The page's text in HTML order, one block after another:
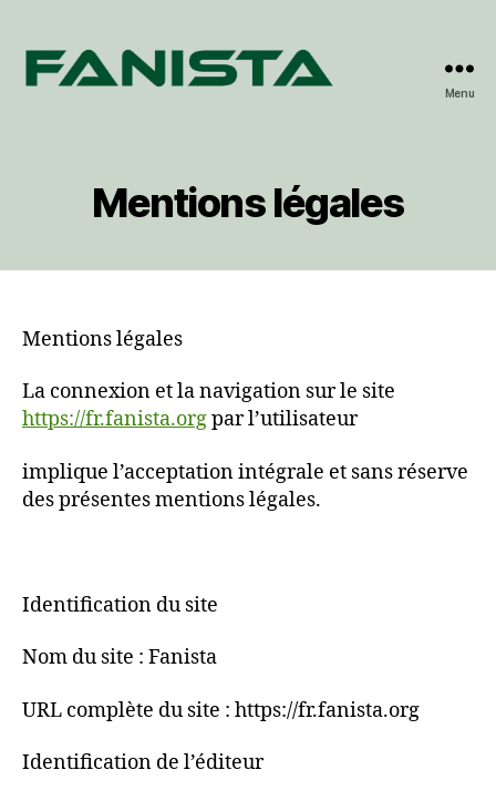
Menu
Mentions légales
Mentions légales
La connexion et la navigation sur le site
https://fr.fanista.orgpar l’utilisateur
implique l’acceptation intégrale et sans réserve
des présentes mentions légales.
Identification du site
Nom du site : Fanista
URL complète du site : https://fr.fanista.org
Identification de l’éditeur